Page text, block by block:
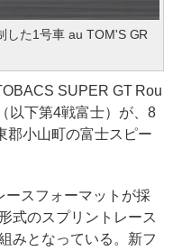
した1号車 au TOM'S GR
SUPER GT Rou
以下第4戦富士）が、8
郡小山町の富士スピー
スフォーマットが採
式のスプリントレース
みとなっている。新フ